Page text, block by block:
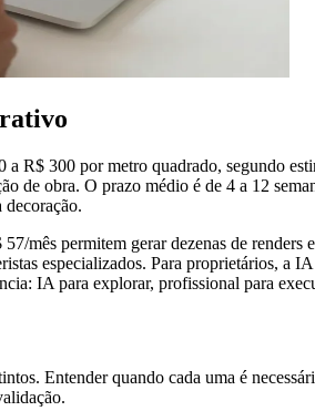
R$ 300 por metro quadrado, segundo
obra. O prazo médio é de 4 a 12
decoração.
mês permitem gerar dezenas de
especializados. Para proprietários,
IA para explorar, profissional para
Entender quando cada uma é